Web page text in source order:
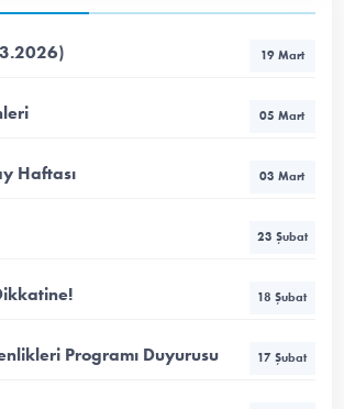
19 Mart
05 Mart
Haftası 03 Mart
23 Şubat
18 Şubat
Programı Duyurusu 17 Şubat